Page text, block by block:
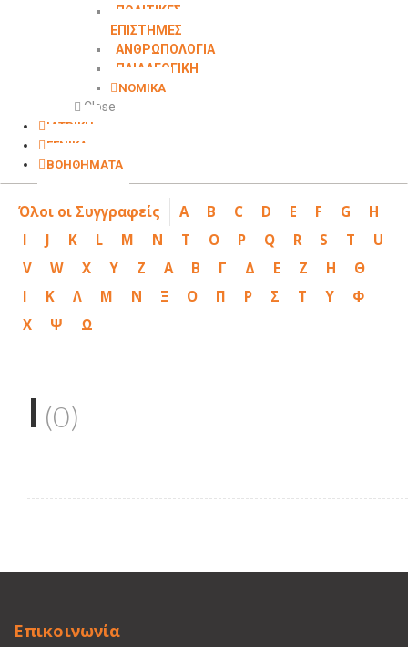
ΠΟΛΙΤΙΚΕΣ
ΕΠΙΣΤΗΜΕΣ
ΑΝΘΡΩΠΟΛΟΓΙΑ
ΠΑΙΔΑΓΩΓΙΚΗ
ΝΟΜΙΚΑ
Close
ΙΑΤΡΙΚΗ
ΓΕΝΙΚΑ
ΒΟΗΘΗΜΑΤΑ
Όλοι οι Συγγραφείς A B C D E F G
H
I
J K L M N T O P Q R S T
U
V
W X Y Z Α Β Γ Δ Ε Ζ Η
Θ
Ι
Κ Λ Μ Ν Ξ Ο Π Ρ Σ Τ Υ
Φ
Χ
Ψ Ω
I (0)
Επικοινωνία